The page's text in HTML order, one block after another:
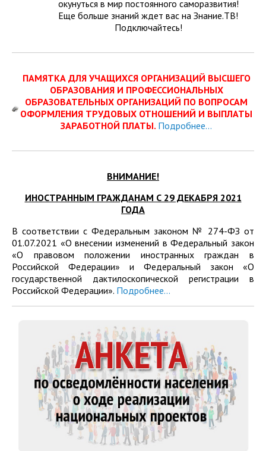
окунуться в мир постоянного саморазвития!
Еще больше знаний ждет вас на Знание.ТВ!
Подключайтесь!
ПАМЯТКА ДЛЯ УЧАЩИХСЯ ОРГАНИЗАЦИЙ ВЫСШЕГО
ОБРАЗОВАНИЯ И ПРОФЕССИОНАЛЬНЫХ
ОБРАЗОВАТЕЛЬНЫХ ОРГАНИЗАЦИЙ ПО ВОПРОСАМ
ОФОРМЛЕНИЯ ТРУДОВЫХ ОТНОШЕНИЙ И ВЫПЛАТЫ
ЗАРАБОТНОЙ ПЛАТЫ. Подробнее...
ВНИМАНИЕ!
ИНОСТРАННЫМ ГРАЖДАНАМ С 29 ДЕКАБРЯ 2021
ГОДА
В соответствии с Федеральным законом № 274-ФЗ от
01.07.2021 «О внесении изменений в Федеральный закон
«О правовом положении иностранных граждан в
Российской Федерации» и Федеральный закон «О
государственной дактилоскопической регистрации в
Российской Федерации». Подробнее...